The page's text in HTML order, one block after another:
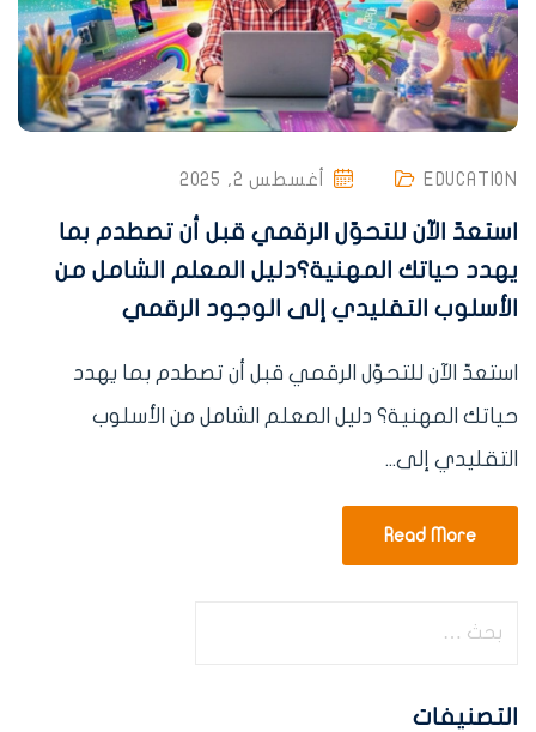
EDUCATION أغسطس 2, 2025
استعدّ الآن للتحوّل الرقمي قبل أن تصطدم بما
يهدد حياتك المهنية؟دليل المعلم الشامل من
الأسلوب التقليدي إلى الوجود الرقمي
استعدّ الآن للتحوّل الرقمي قبل أن تصطدم بما يهدد
حياتك المهنية؟ دليل المعلم الشامل من الأسلوب
التقليدي إلى...
Read More
التصنيفات